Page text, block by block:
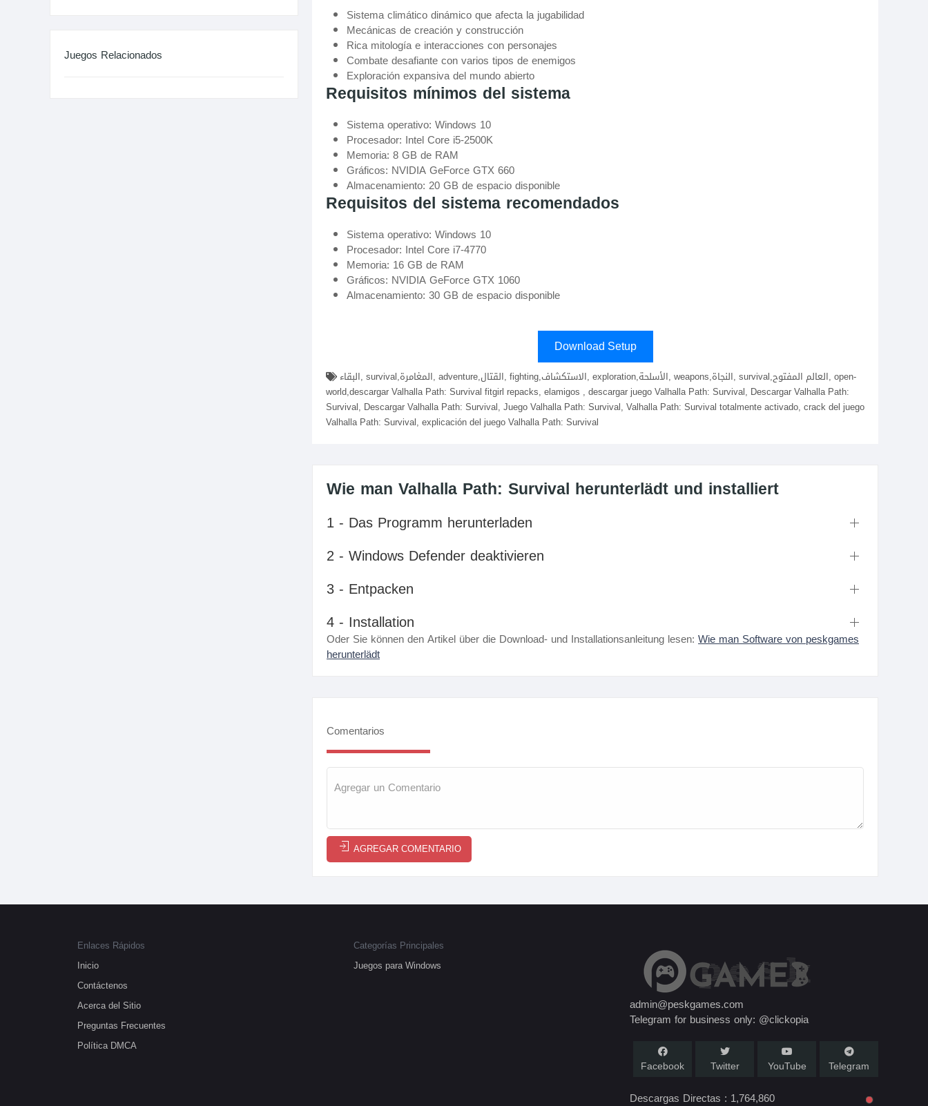
Sistema climático dinámico que afecta la jugabilidad
Mecánicas de creación y construcción
Rica mitología e interacciones con personajes
Combate desafiante con varios tipos de enemigos
Exploración expansiva del mundo abierto
Requisitos mínimos del sistema
Sistema operativo: Windows 10
Procesador: Intel Core i5-2500K
Memoria: 8 GB de RAM
Gráficos: NVIDIA GeForce GTX 660
Almacenamiento: 20 GB de espacio disponible
Requisitos del sistema recomendados
Sistema operativo: Windows 10
Procesador: Intel Core i7-4770
Memoria: 16 GB de RAM
Gráficos: NVIDIA GeForce GTX 1060
Almacenamiento: 30 GB de espacio disponible
Download Setup
world,descargar Valhalla Path: Survival fitgirl repacks, elamigos , descargar juego Valhalla Path: Survival, Descargar Valhalla Path:
Survival, Descargar Valhalla Path: Survival, Juego Valhalla Path: Survival, Valhalla Path: Survival totalmente activado, crack del juego
Valhalla Path: Survival, explicación del juego Valhalla Path: Survival
Wie man Valhalla Path: Survival herunterlädt und installiert
1 - Das Programm herunterladen
2 - Windows Defender deaktivieren
3 - Entpacken
4 - Installation
Oder Sie können den Artikel über die Download- und Installationsanleitung lesen: Wie man Software von peskgames
herunterlädt
Comentarios
AGREGAR COMENTARIO
Juegos Relacionados
Enlaces Rápidos
Inicio
Contáctenos
Acerca del Sitio
Preguntas Frecuentes
Política DMCA
Categorías Principales
Juegos para Windows
admin@peskgames.com
Telegram for business only: @clickopia
Facebook Twitter YouTube Telegram
Descargas Directas : 1,764,860